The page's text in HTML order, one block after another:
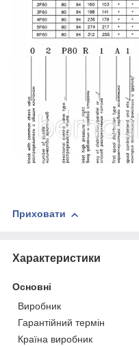
Приховати
Характеристики
Основні
Виробник
Гарантійний термін
Країна виробник